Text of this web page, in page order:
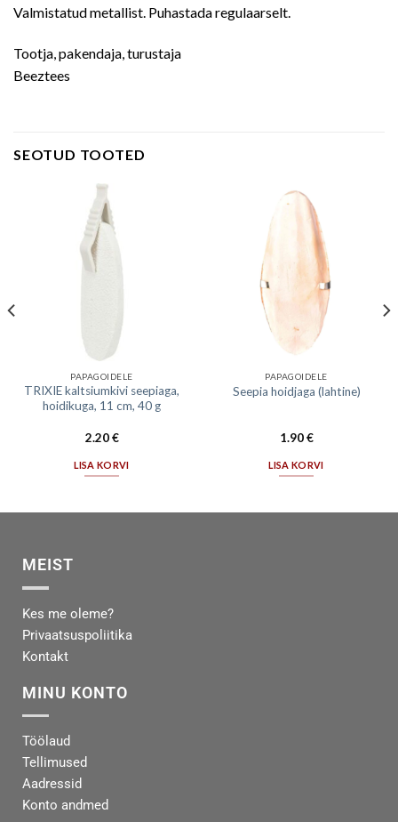
Valmistatud metallist. Puhastada regulaarselt.
Tootja, pakendaja, turustaja
Beeztees
SEOTUD TOOTED
PAPAGOIDELE
TRIXIE kaltsiumkivi seepiaga,
hoidikuga, 11 cm, 40 g
2.20€
LISA KORVI
PAPAGOIDELE
Seepia hoidjaga (lahtine)
1.90€
LISA KORVI
MEIST
Kes me oleme?
Privaatsuspoliitika
Kontakt
MINU KONTO
Töölaud
Tellimused
Aadressid
Konto andmed